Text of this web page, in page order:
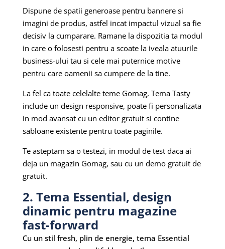
Dispune de spatii generoase pentru bannere si
imagini de produs, astfel incat impactul vizual sa fie
decisiv la cumparare. Ramane la dispozitia ta modul
in care o folosesti pentru a scoate la iveala atuurile
business-ului tau si cele mai puternice motive
pentru care oamenii sa cumpere de la tine.
La fel ca toate celelalte teme Gomag, Tema Tasty
include un design responsive, poate fi personalizata
in mod avansat cu un editor gratuit si contine
sabloane existente pentru toate paginile.
Te asteptam sa o testezi, in modul de test daca ai
deja un magazin Gomag, sau cu un demo gratuit de
gratuit.
2. Tema Essential, design
dinamic pentru magazine
fast-forward
Cu un stil fresh, plin de energie, tema Essential